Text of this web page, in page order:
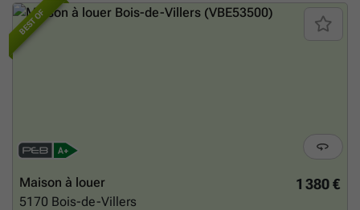
BEST OF
1 380 €
Maison à louer
5170 Bois-de-Villers